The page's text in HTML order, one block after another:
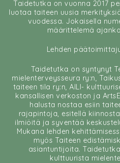
Taidetutka on vuonna 2017
luotaa taiteen uusia
vuodessa. Jokaisella
määrittelemä
Lehden
Taidetutka on syntynyt
mielenterveysseura ry:n,
taiteen tila ry:n, AILI-
kansallisen verkoston ja
halusta nostaa esiin
rajapintoja, esitellä
ilmiöitä ja syventää
Mukana lehden
myös Taiteen
asiantuntijoita.
kulttuurista